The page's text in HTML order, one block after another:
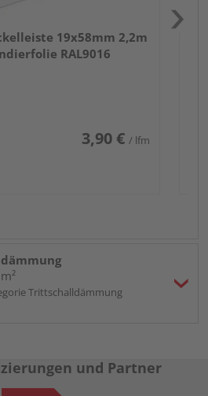
19x58mm 2,2m
RAL9016
3,90 € / lfm
Trittschalldämmung
und Partner